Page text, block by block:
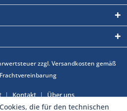
zzgl. Versandkosten gemäß
Kontakt Über uns
die für den technischen